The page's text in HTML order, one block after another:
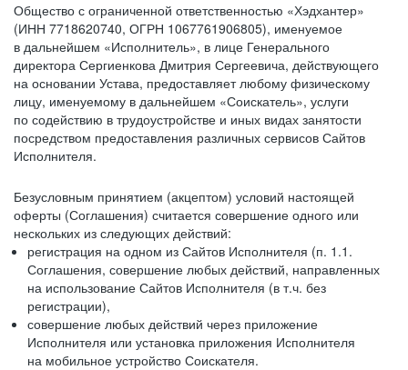
Общество с ограниченной ответственностью «Хэдхантер»
(ИНН 7718620740, ОГРН 1067761906805), именуемое
в дальнейшем «Исполнитель», в лице Генерального
директора Сергиенкова Дмитрия Сергеевича, действующего
на основании Устава, предоставляет любому физическому
лицу, именуемому в дальнейшем «Соискатель», услуги
по содействию в трудоустройстве и иных видах занятости
посредством предоставления различных сервисов Сайтов
Исполнителя.
Безусловным принятием (акцептом) условий настоящей
оферты (Соглашения) считается совершение одного или
нескольких из следующих действий:
регистрация на одном из Сайтов Исполнителя (п. 1.1.
Соглашения, совершение любых действий, направленных
на использование Сайтов Исполнителя (в т.ч. без
регистрации),
совершение любых действий через приложение
Исполнителя или установка приложения Исполнителя
на мобильное устройство Соискателя.